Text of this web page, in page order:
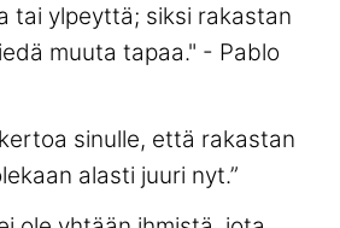
tai ylpeyttä; siksi rakastan
muuta tapaa." - Pablo
sinulle, että rakastan
alasti juuri nyt.”